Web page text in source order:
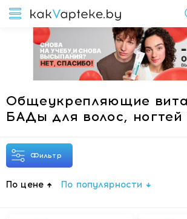
Общеукрепляющие
БАДы для волос,
Фильтр
По цене По популярности